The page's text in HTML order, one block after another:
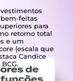
feitas
para
retorno total
e um
(escala que
Candice